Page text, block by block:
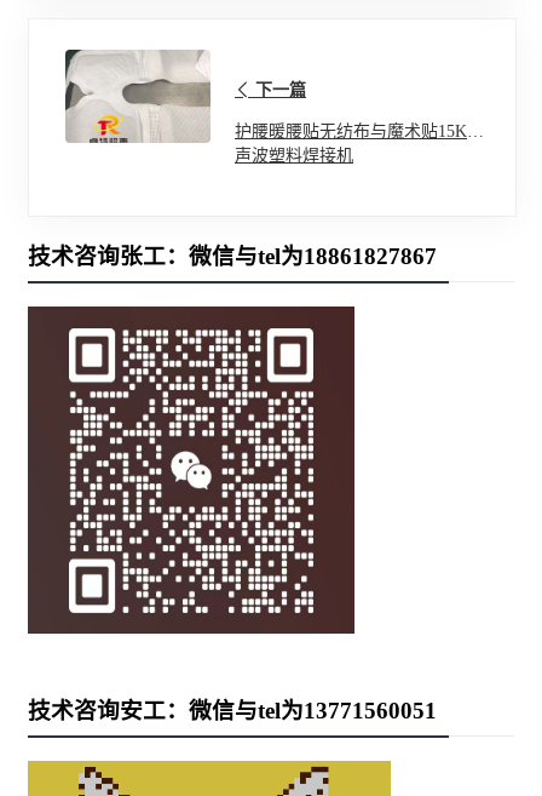
下一篇
护腰暖腰贴无纺布与魔术贴15K超
声波塑料焊接机
技术咨询张工：微信与tel为18861827867
技术咨询安工：微信与tel为13771560051